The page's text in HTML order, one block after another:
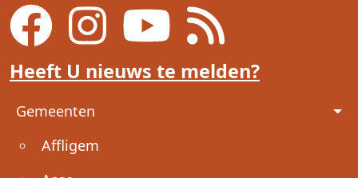
Heeft U nieuws te melden?
Voet
Gemeenten
Affligem